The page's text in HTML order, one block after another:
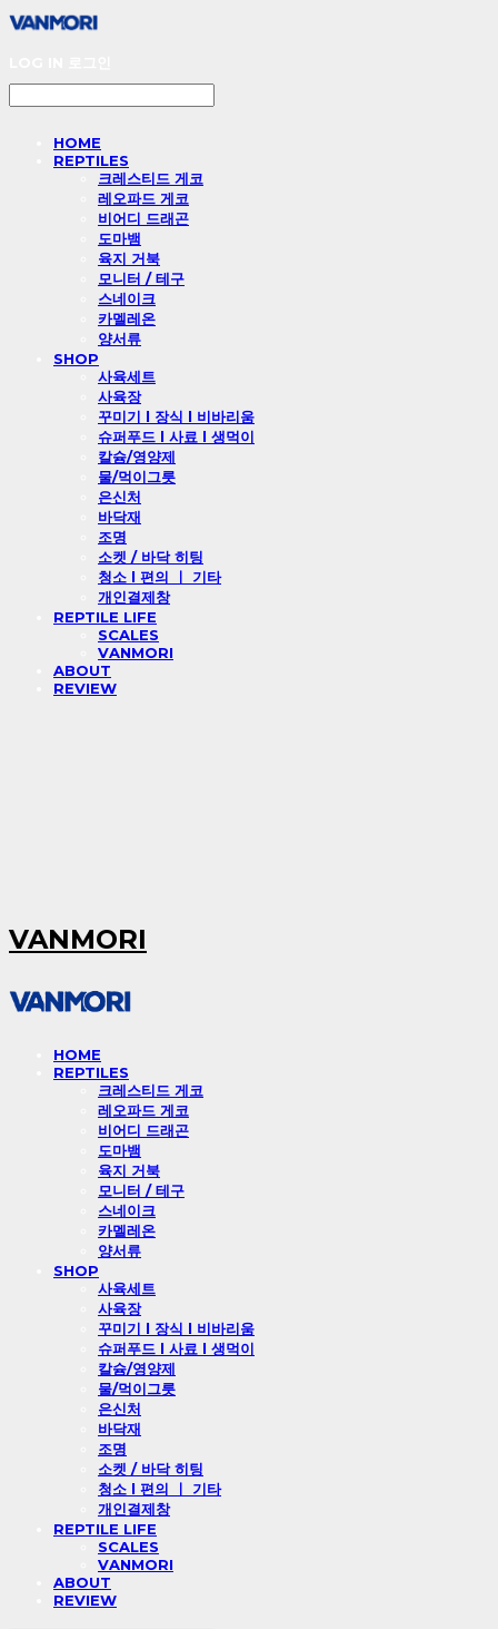
HOME
REPTILES
크레스티드 게코
레오파드 게코
비어디 드래곤
도마뱀
육지 거북
모니터 / 테구
스네이크
카멜레온
양서류
SHOP
사육세트
사육장
꾸미기 l 장식 l 비바리움
슈퍼푸드 l 사료 l 생먹이
칼슘/영양제
물/먹이그릇
은신처
바닥재
조명
소켓 / 바닥 히팅
청소 l 편의 ㅣ 기타
개인결제창
REPTILE LIFE
SCALES
VANMORI
ABOUT
REVIEW
VANMORI
HOME
REPTILES
크레스티드 게코
레오파드 게코
비어디 드래곤
도마뱀
육지 거북
모니터 / 테구
스네이크
카멜레온
양서류
SHOP
사육세트
사육장
꾸미기 l 장식 l 비바리움
슈퍼푸드 l 사료 l 생먹이
칼슘/영양제
물/먹이그릇
은신처
바닥재
조명
소켓 / 바닥 히팅
청소 l 편의 ㅣ 기타
개인결제창
REPTILE LIFE
SCALES
VANMORI
ABOUT
REVIEW